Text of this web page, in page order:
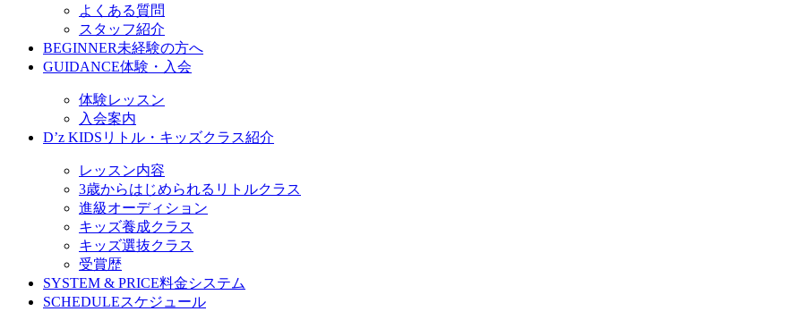
よくある質問
スタッフ紹介
BEGINNER未経験の方へ
GUIDANCE体験・入会
体験レッスン
入会案内
D’z KIDS リトル・キッズクラス紹介
レッスン内容
3歳からはじめられるリトルクラス
進級オーディション
キッズ養成クラス
キッズ選抜クラス
受賞歴
SYSTEM & PRICE料金システム
SCHEDULEスケジュール